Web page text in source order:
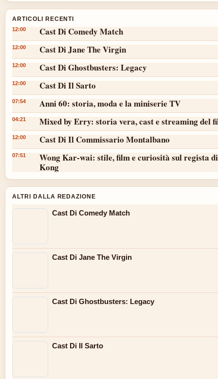
ARTICOLI RECENTI
12:00 Cast Di Comedy Match
12:00 Cast Di Jane The Virgin
12:00 Cast Di Ghostbusters: Legacy
12:00 Cast Di Il Sarto
07:54 Anni 60: storia, moda e la miniserie TV
04:21 Mixed by Erry: storia vera, cast e streaming del
12:00 Cast Di Il Commissario Montalbano
07:51
Wong Kar-wai: stile, film e curiosità sul regista
Kong
ALTRI DALLA REDAZIONE
Cast Di Comedy Match
Cast Di Jane The Virgin
Cast Di Ghostbusters: Legacy
Cast Di Il Sarto